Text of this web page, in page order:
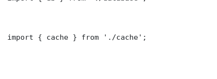
import { cache } from './cache';